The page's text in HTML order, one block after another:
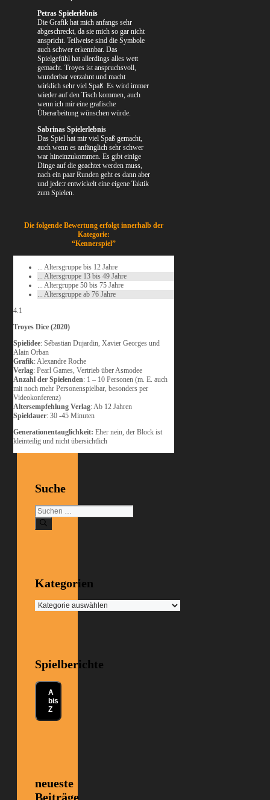
Petras Spielerlebnis
Die Grafik hat mich anfangs sehr
abgeschreckt, da sie mich so gar nicht
anspricht. Teilweise sind die Symbole
auch schwer erkennbar. Das
Spielgefühl hat allerdings alles wett
gemacht. Troyes ist anspruchsvoll,
wunderbar verzahnt und macht
wirklich sehr viel Spaß. Es wird immer
wieder auf den Tisch kommen, auch
wenn ich mir eine grafische
Überarbeitung wünschen würde.
Sabrinas Spielerlebnis
Das Spiel hat mir viel Spaß gemacht,
auch wenn es anfänglich sehr schwer
war hineinzukommen. Es gibt einige
Dinge auf die geachtet werden muss,
nach ein paar Runden geht es dann aber
und jede:r entwickelt eine eigene Taktik
zum Spielen.
Die folgende Bewertung erfolgt innerhalb der
Kategorie:
“Kennerspiel”
... Altersgruppe bis 12 Jahre
... Altersgruppe 13 bis 49 Jahre
... Altergruppe 50 bis 75 Jahre
... Altersgruppe ab 76 Jahre
4.1
Troyes Dice (2020)
Spielidee: Sébastian Dujardin, Xavier Georges und
Alain Orban
Grafik: Alexandre Roche
Verlag: Pearl Games, Vertrieb über Asmodee
Anzahl der Spielenden: 1 – 10 Personen (m. E. auch
mit noch mehr Personenspielbar, besonders per
Videokonferenz)
Altersempfehlung Verlag: Ab 12 Jahren
Spieldauer: 30 -45 Minuten
Generationentauglichkeit:Eher nein, der Block ist
kleinteilig und nicht übersichtlich
Suche
Suchen
nach:
Kategorien
Kategorien
Spielberichte
A
bis
Z
neueste
Beiträge